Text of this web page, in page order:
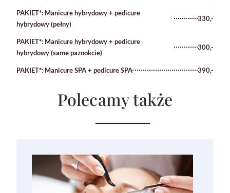
PAKIET*: Manicure hybrydowy + pedicure
hybrydowy (pełny)
330,-
PAKIET*: Manicure hybrydowy + pedicure
hybrydowy (same paznokcie)
300,-
PAKIET*: Manicure SPA + pedicure SPA 390,-
Polecamy także